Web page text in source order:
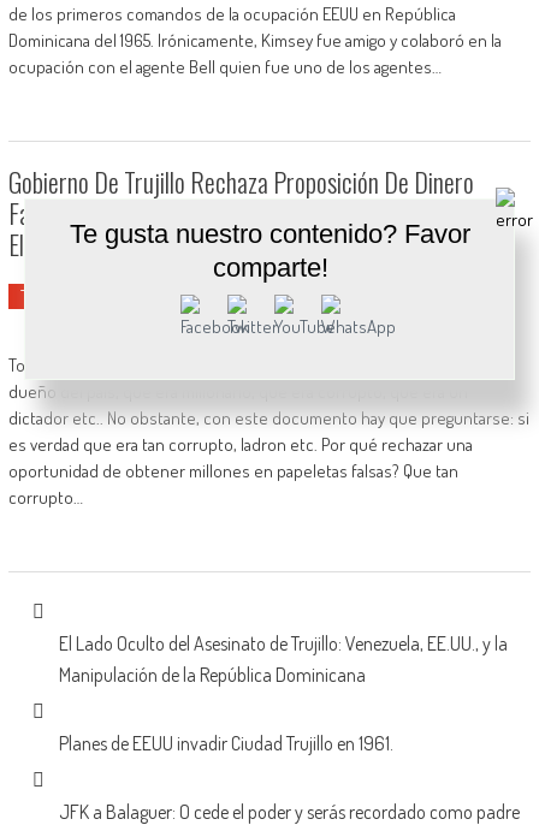
de los primeros comandos de la ocupación EEUU en República
Dominicana del 1965. Irónicamente, Kimsey fue amigo y colaboró en la
ocupación con el agente Bell quien fue uno de los agentes…
Gobierno De Trujillo Rechaza Proposición De Dinero
Falsificado Y Habla De Democratización Del Gobierno En
El 1960.
Trujillo Articles trujillobook June 18, 2016
Todos hemos escuchado los cuentos que Trujillo robaba, que era
dueño del país, que era millonario, que era corrupto, que era un
dictador etc.. No obstante, con este documento hay que preguntarse: si
es verdad que era tan corrupto, ladron etc. Por qué rechazar una
oportunidad de obtener millones en papeletas falsas? Que tan
corrupto…
El Lado Oculto del Asesinato de Trujillo: Venezuela, EE.UU., y la
Manipulación de la República Dominicana
Planes de EEUU invadir Ciudad Trujillo en 1961.
JFK a Balaguer: O cede el poder y serás recordado como padre
Te gusta nuestro contenido? Favor
comparte!